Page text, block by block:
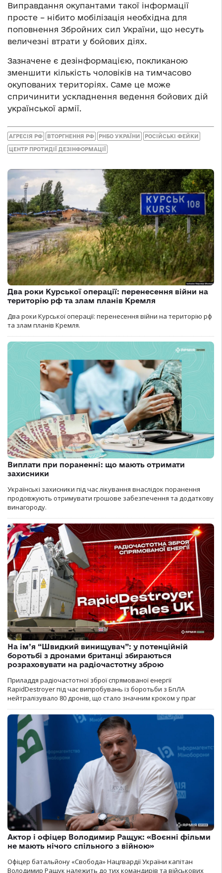
Виправдання окупантами такої інформації
просте – нібито мобілізація необхідна для
поповнення Збройних сил України, що несуть
величезні втрати у бойових діях.
Зазначене є дезінформацією, покликаною
зменшити кількість чоловіків на тимчасово
окупованих територіях. Саме це може
спричинити ускладнення ведення бойових дій
української армії.
АГРЕСІЯ РФ ВТОРГНЕННЯ РФ РНБО УКРАЇНИ РОСІЙСЬКІ ФЕЙКИ
ЦЕНТР ПРОТИДІЇ ДЕЗІНФОРМАЦІЇ
Два роки Курської операції: перенесення війни на
територію рф та злам планів Кремля
Два роки Курської операції: перенесення війни на територію рф
та злам планів Кремля.
Виплати при пораненні: що мають отримати
захисники
Українські захисники під час лікування внаслідок поранення
продовжують отримувати грошове забезпечення та додаткову
винагороду.
На ім’я “Швидкий винищувач”: у потенційній
боротьбі з дронами британці збираються
розраховувати на радіочастотну зброю
Приладдя радіочастотної зброї спрямованої енергії
RapidDestroyer під час випробувань із боротьби з БпЛА
нейтралізувало 80 дронів, що стало значним кроком у праг
Актор і офіцер Володимир Ращук: «Воєнні фільми
не мають нічого спільного з війною»
Офіцер батальйону «Свобода» Нацгвардії України капітан
Володимир Ращук належить до тих командирів та військових